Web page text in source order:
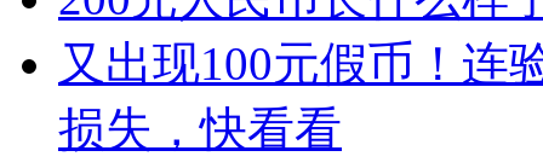
又出现100元假币！连
损失，快看看